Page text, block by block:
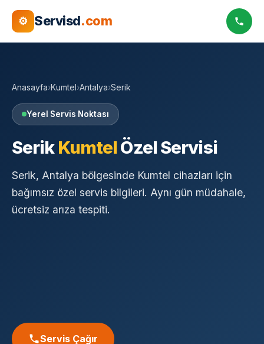
⚙ Servisd.com
Anasayfa›Kumtel›Antalya›Serik
Yerel Servis Noktası
SerikKumtelÖzel Servisi
Serik, Antalya bölgesinde Kumtel cihazları için
bağımsız özel servis bilgileri. Aynı gün müdahale,
ücretsiz arıza tespiti.
Servis Çağır